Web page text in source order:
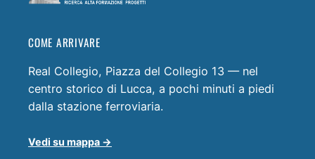
COME ARRIVARE
Real Collegio, Piazza del Collegio 13 — nel
centro storico di Lucca, a pochi minuti a piedi
dalla stazione ferroviaria.
Vedi su mappa →